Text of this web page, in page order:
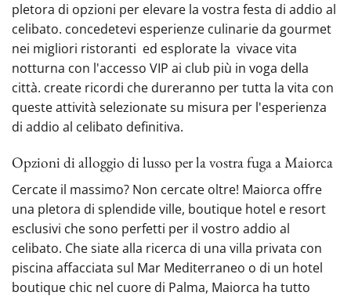
pletora di opzioni ‍per elevare la vostra festa di addio al
celibato. concedetevi esperienze culinarie da gourmet
nei migliori ristoranti ‍ ed esplorate la ‍ vivace vita
notturna con l'accesso VIP ai club più in voga della
città. create ricordi ‍che dureranno per tutta la vita con
queste attività selezionate su misura per l'esperienza
di addio al celibato definitiva.
Opzioni di alloggio di lusso ‍per la vostra fuga a Maiorca
Cercate il massimo? Non cercate oltre! Maiorca offre‍
una pletora di splendide ville, boutique hotel e resort
esclusivi che sono perfetti per il vostro addio al
celibato. Che siate alla ricerca di una villa privata con
piscina affacciata sul Mar Mediterraneo o di un hotel
boutique chic nel cuore di Palma, Maiorca ha tutto